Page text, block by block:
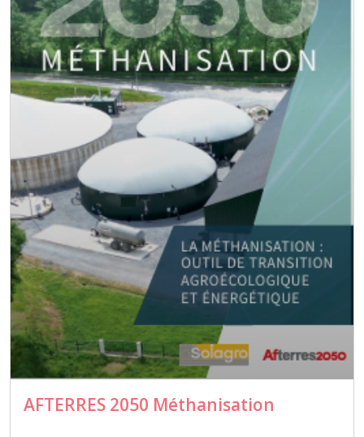
AFTERRES 2050 Méthanisation